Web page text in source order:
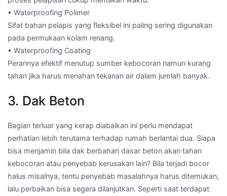
• Waterproofing Polimer
Sifat bahan pelapis yang fleksibel ini paling sering digunakan
pada permukaan kolam renang.
• Waterproofing Coating
Perannya efektif menutup sumber kebocoran namun kurang
tahan jika harus menahan tekanan air dalam jumlah banyak.
3. Dak Beton
Bagian terluar yang kerap diabaikan ini perlu mendapat
perhatian lebih terutama terhadap rumah berlantai dua. Siapa
bisa menjamin bila dak berbahan dasar beton akan tahan
kebocoran atau penyebab kerusakan lain? Bila terjadi bocor
halus misalnya, tentu penyebab masalahnya harus ditemukan,
lalu perbaikan bisa segera dilanjutkan. Seperti saat terdapat